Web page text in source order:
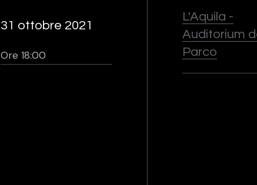
31 ottobre 2021
Ore 18:00
L'Aquila -
Auditorium
Parco